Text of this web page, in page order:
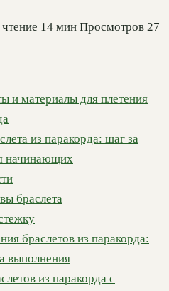
14 мин Просмотров 27
и материалы для плетения
из паракорда: шаг за
начинающих
браслета
браслетов из паракорда:
выполнения
из паракорда с